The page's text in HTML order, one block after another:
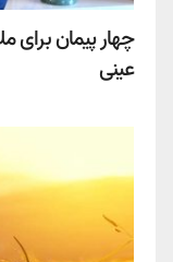
چهار پیمان برای
عینی